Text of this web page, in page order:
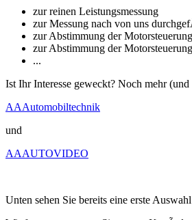
zur reinen Leistungsmessung
zur Messung nach von uns
zur Abstimmung der
zur Abstimmung der
...
Ist Ihr Interesse geweckt? Noch mehr
AAAutomobiltechnik
und
AAAUTOVIDEO
Unten sehen Sie bereits eine erste